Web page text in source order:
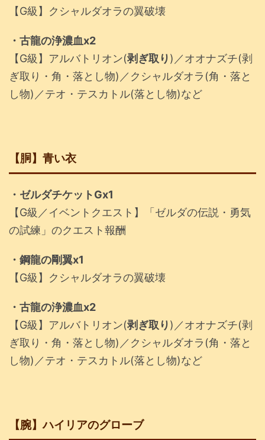
【G級】クシャルダオラの翼破壊
・古龍の浄濃血x2
【G級】アルバトリオン(剥ぎ取り)／オオナズチ(剥
ぎ取り・角・落とし物)／クシャルダオラ(角・落と
し物)／テオ・テスカトル(落とし物)など
【胴】青い衣
・ゼルダチケットGx1
【G級／イベントクエスト】「ゼルダの伝説・勇気
の試練」のクエスト報酬
・鋼龍の剛翼x1
【G級】クシャルダオラの翼破壊
・古龍の浄濃血x2
【G級】アルバトリオン(剥ぎ取り)／オオナズチ(剥
ぎ取り・角・落とし物)／クシャルダオラ(角・落と
し物)／テオ・テスカトル(落とし物)など
【腕】ハイリアのグローブ